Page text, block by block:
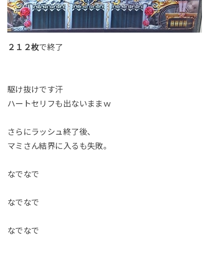
２１２枚で終了
駆け抜けです汗
ハートセリフも出ないままｗ
さらにラッシュ終了後、
マミさん結界に入るも失敗。
なでなで
なでなで
なでなで